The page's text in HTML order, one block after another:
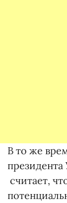
В то же
считает,